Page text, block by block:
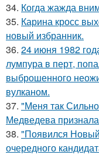
34. Когда жажда
35. Карина кросс
новый избранник.
36. 24 июня 1982
лумпура в перт,
выброшенного
вулканом.
37. "Меня так
Медведева
38. "Появился
очередного